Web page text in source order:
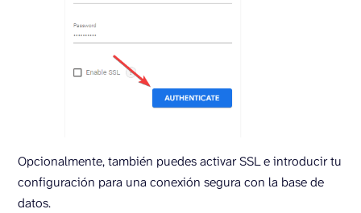
Opcionalmente, también puedes activar SSL e introducir tu
configuración para una conexión segura con la base de
datos.